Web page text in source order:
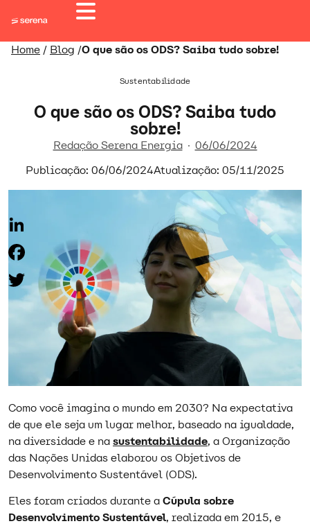
Home / Blog /O que são os ODS? Saiba tudo sobre!
Sustentabilidade
O que são os ODS? Saiba tudo
sobre!
Redação Serena Energia
06/06/2024
Publicação: 06/06/2024Atualização: 05/11/2025
Como você imagina o mundo em 2030? Na expectativa
de que ele seja um lugar melhor, baseado na igualdade,
na diversidade e nasustentabilidade, a Organização
das Nações Unidas elaborou os Objetivos de
Desenvolvimento Sustentável (ODS).
Eles foram criados durante aCúpula sobre
Desenvolvimento Sustentável, realizada em 2015, e
LinkedIn
Facebook
Twitter